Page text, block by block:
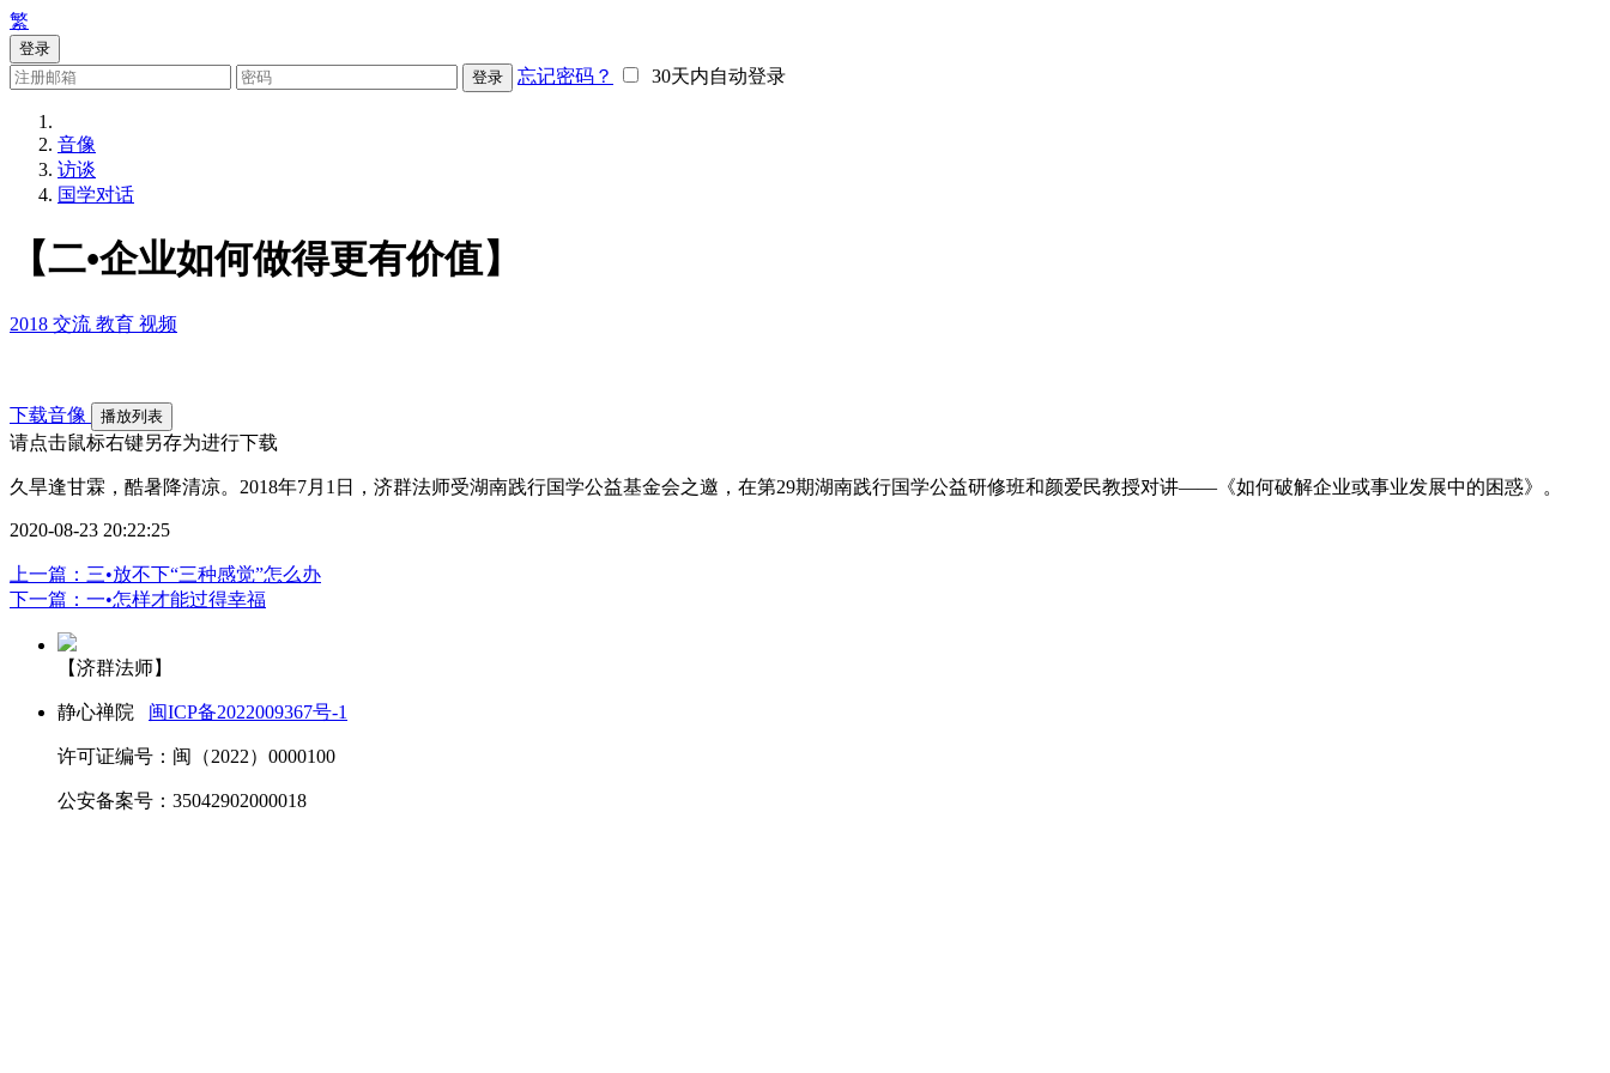
繁
登录
登录
忘记密码？ 30天内自动登录
音像
访谈
国学对话
【二•企业如何做得更有价值】
2018 交流 教育 视频
下载音像 播放列表
请点击鼠标右键另存为进行下载
久旱逢甘霖，酷暑降清凉。2018年7月1日，济群法师受湖南践行国学公益基金会之邀，在第29期湖南践行国学公益研修班和颜爱民教授对讲——《如何破解企业或事业发展中的困惑》。
2020-08-23 20:22:25
上一篇：三•放不下“三种感觉”怎么办
下一篇：一•怎样才能过得幸福
【济群法师】
静心禅院 闽ICP备2022009367号-1
许可证编号：闽（2022）0000100
公安备案号：35042902000018